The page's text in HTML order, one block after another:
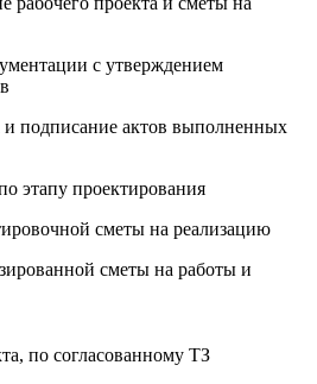
с утверждением
и подписание актов выполненных
этапу проектирования
сметы на реализацию
сметы на работы и
по согласованному ТЗ